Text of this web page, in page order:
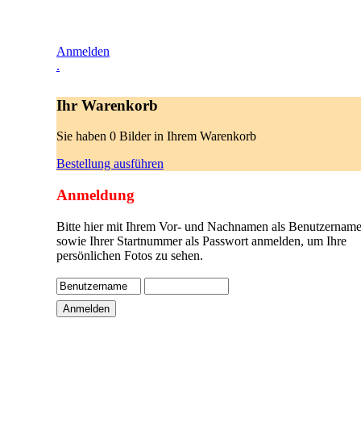
Anmelden
.
Ihr Warenkorb
Sie haben 0 Bilder in Ihrem Warenkorb
Bestellung ausführen
Anmeldung
Bitte hier mit Ihrem Vor- und Nachnamen als
sowie Ihrer Startnummer als Passwort anmelden, um Ihre
persönlichen Fotos zu sehen.